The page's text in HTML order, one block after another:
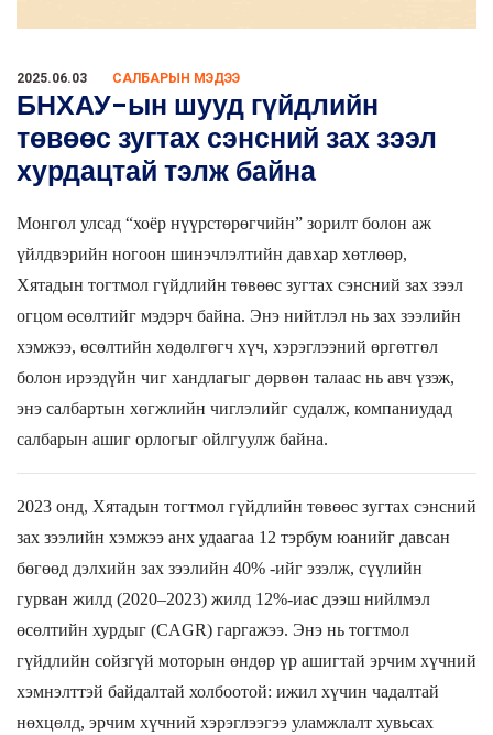
2025.06.03 САЛБАРЫН МЭДЭЭ
БНХАУ-ын шууд гүйдлийн
төвөөс зугтах сэнсний зах зээл
хурдацтай тэлж байна
Монгол улсад “хоёр нүүрстөрөгчийн” зорилт болон аж
үйлдвэрийн ногоон шинэчлэлтийн давхар хөтлөөр,
Хятадын тогтмол гүйдлийн төвөөс зугтах сэнсний зах зээл
огцом өсөлтийг мэдэрч байна. Энэ нийтлэл нь зах зээлийн
хэмжээ, өсөлтийн хөдөлгөгч хүч, хэрэглээний өргөтгөл
болон ирээдүйн чиг хандлагыг дөрвөн талаас нь авч үзэж,
энэ салбартын хөгжлийн чиглэлийг судалж, компаниудад
салбарын ашиг орлогыг ойлгуулж байна.
2023 онд, Хятадын тогтмол гүйдлийн төвөөс зугтах сэнсний
зах зээлийн хэмжээ анх удаагаа 12 тэрбум юанийг давсан
бөгөөд дэлхийн зах зээлийн 40% -ийг эзэлж, сүүлийн
гурван жилд (2020–2023) жилд 12%-иас дээш нийлмэл
өсөлтийн хурдыг (CAGR) гаргажээ. Энэ нь тогтмол
гүйдлийн сойзгүй моторын өндөр үр ашигтай эрчим хүчний
хэмнэлттэй байдалтай холбоотой: ижил хүчин чадалтай
нөхцөлд, эрчим хүчний хэрэглээгээ уламжлалт хувьсах